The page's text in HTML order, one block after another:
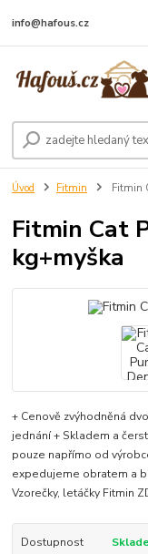
info@hafous.cz
Úvod Fitmin Fitmin
Fitmin Cat
kg+myška
+ Cenově zvýhodněná
jednání + Skladem a
pouze napřímo od
expedujeme obratem a
Vzorečky, letáčky Fitmin
Dostupnost